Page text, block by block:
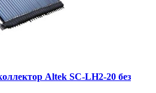
Altek SC-LH2-20 без